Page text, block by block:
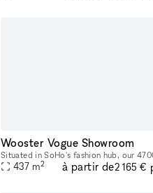
Wooster Vogue Showroom
437 m2 à partir de2 165 €